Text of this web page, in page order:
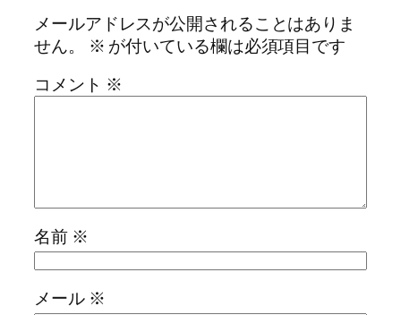
メールアドレスが公開されることはありま
せん。
※ が付いている欄は必須項目です
コメント ※
名前 ※
メール ※